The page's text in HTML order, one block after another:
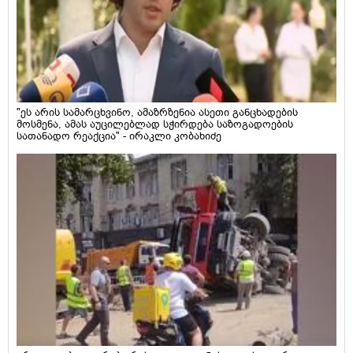
"ეს არის სამარცხვინო, ამაზრზენია ასეთი განცხადების
მოსმენა, ამას აუცილებლად სჭირდება საზოგადოების
სათანადო რეაქცია" - ირაკლი კობახიძე